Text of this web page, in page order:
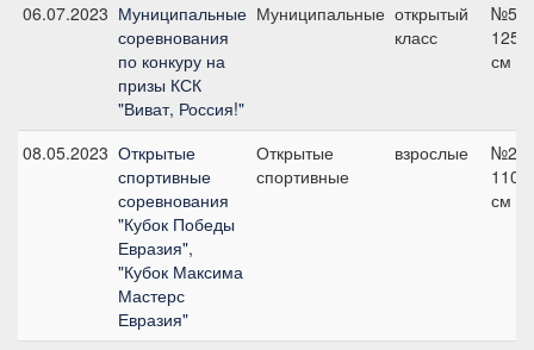
06.07.2023 Муниципальные
соревнования
по конкуру на
призы КСК
"Виват, Россия!"
Муниципальные открытый
класс
№5,
125
см
08.05.2023 Открытые
спортивные
соревнования
"Кубок Победы
Евразия",
"Кубок Максима
Мастерс
Евразия"
Открытые
спортивные
взрослые
№2,
110
см